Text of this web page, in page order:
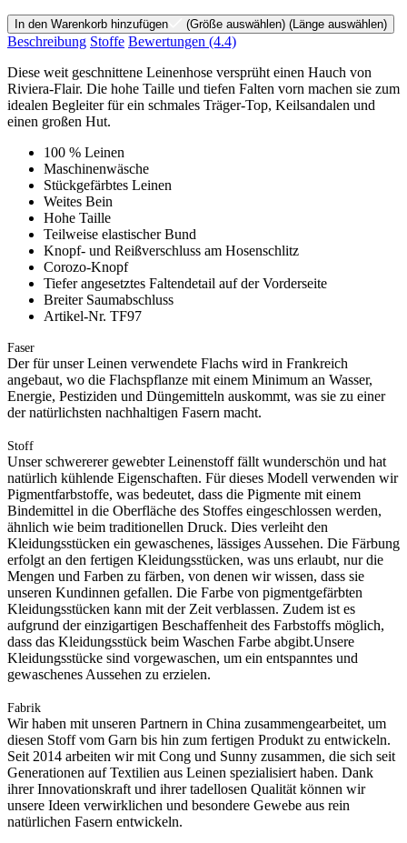
In den Warenkorb hinzufügen (Größe auswählen) (Länge auswählen)
Beschreibung Stoffe Bewertungen (4.4)
Diese weit geschnittene Leinenhose versprüht einen Hauch von
Riviera-Flair. Die hohe Taille und tiefen Falten vorn machen sie zum
idealen Begleiter für ein schmales Träger-Top, Keilsandalen und
einen großen Hut.
100 % Leinen
Maschinenwäsche
Stückgefärbtes Leinen
Weites Bein
Hohe Taille
Teilweise elastischer Bund
Knopf- und Reißverschluss am Hosenschlitz
Corozo-Knopf
Tiefer angesetztes Faltendetail auf der Vorderseite
Breiter Saumabschluss
Artikel-Nr. TF97
Faser
Der für unser Leinen verwendete Flachs wird in Frankreich
angebaut, wo die Flachspflanze mit einem Minimum an Wasser,
Energie, Pestiziden und Düngemitteln auskommt, was sie zu einer
der natürlichsten nachhaltigen Fasern macht.
Stoff
Unser schwererer gewebter Leinenstoff fällt wunderschön und hat
natürlich kühlende Eigenschaften. Für dieses Modell verwenden wir
Pigmentfarbstoffe, was bedeutet, dass die Pigmente mit einem
Bindemittel in die Oberfläche des Stoffes eingeschlossen werden,
ähnlich wie beim traditionellen Druck. Dies verleiht den
Kleidungsstücken ein gewaschenes, lässiges Aussehen. Die Färbung
erfolgt an den fertigen Kleidungsstücken, was uns erlaubt, nur die
Mengen und Farben zu färben, von denen wir wissen, dass sie
unseren Kundinnen gefallen. Die Farbe von pigmentgefärbten
Kleidungsstücken kann mit der Zeit verblassen. Zudem ist es
aufgrund der einzigartigen Beschaffenheit des Farbstoffs möglich,
dass das Kleidungsstück beim Waschen Farbe abgibt.Unsere
Kleidungsstücke sind vorgewaschen, um ein entspanntes und
gewaschenes Aussehen zu erzielen.
Fabrik
Wir haben mit unseren Partnern in China zusammengearbeitet, um
diesen Stoff vom Garn bis hin zum fertigen Produkt zu entwickeln.
Seit 2014 arbeiten wir mit Cong und Sunny zusammen, die sich seit
Generationen auf Textilien aus Leinen spezialisiert haben. Dank
ihrer Innovationskraft und ihrer tadellosen Qualität können wir
unsere Ideen verwirklichen und besondere Gewebe aus rein
natürlichen Fasern entwickeln.